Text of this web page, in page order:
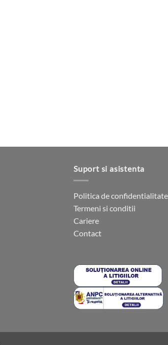
Suport si asistenta
Politica de confidentialitate
Termeni si conditii
Cariere
Contact